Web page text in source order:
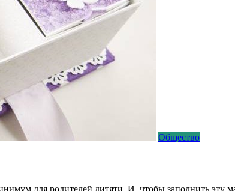
Общество
для родителей дитяти. И, чтобы заполнить